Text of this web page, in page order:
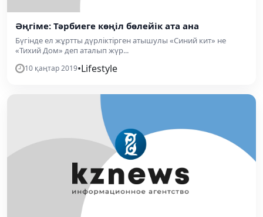
Әңгіме: Тәрбиеге көңіл бөлейік ата ана
Бүгінде ел жұртты дүрліктірген атышулы «Синий кит» не
«Тихий Дом» деп аталып жүр...
10 қаңтар 2019•Lifestyle